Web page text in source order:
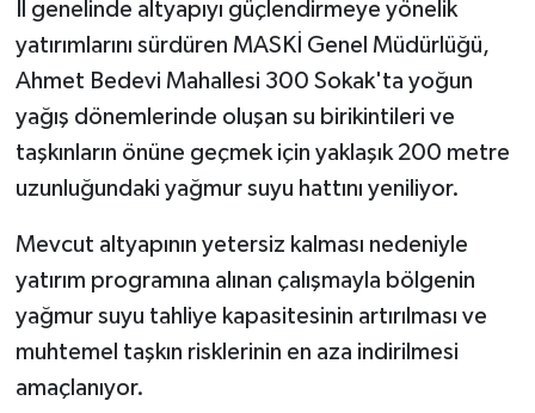
İl genelinde altyapıyı güçlendirmeye yönelik
yatırımlarını sürdüren MASKİ Genel Müdürlüğü,
Ahmet Bedevi Mahallesi 300 Sokak'ta yoğun
yağış dönemlerinde oluşan su birikintileri ve
taşkınların önüne geçmek için yaklaşık 200 metre
uzunluğundaki yağmur suyu hattını yeniliyor.
Mevcut altyapının yetersiz kalması nedeniyle
yatırım programına alınan çalışmayla bölgenin
yağmur suyu tahliye kapasitesinin artırılması ve
muhtemel taşkın risklerinin en aza indirilmesi
amaçlanıyor.
MAGAZİN
POLİTİKA
SİYASET
SPOR HABERLERİ
TEKNOLOJİ